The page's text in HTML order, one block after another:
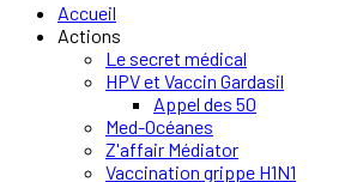
Accueil
Actions
Le secret médical
HPV et Vaccin Gardasil
Appel des 50
Med-Océanes
Z'affair Médiator
Vaccination grippe H1N1